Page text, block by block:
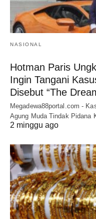
NASIONAL
Hotman Paris
Ingin Tangani
Disebut “The
Megadewa88portal.com -
Agung Muda Tindak Pidana
2 minggu ago